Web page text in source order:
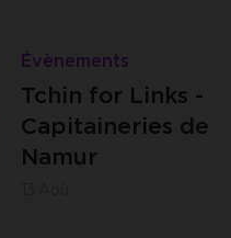
Évènements
Tchin for Links -
Capitaineries de
Namur
Les
Capitaineries
de Namur -
Boulevard